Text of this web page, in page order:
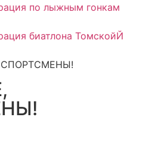
по лыжным гонкам
биатлона ТомскойЙ